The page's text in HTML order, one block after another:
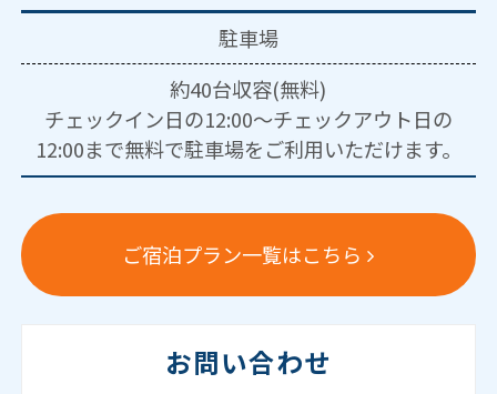
駐車場
約40台収容(無料)
チェックイン日の12:00～チェックアウト日の
12:00まで無料で駐車場をご利用いただけます。
ご宿泊プラン一覧はこちら
お問い合わせ